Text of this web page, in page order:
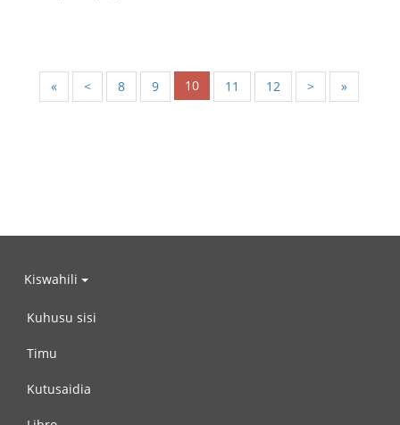
« < 8 9 10 11 12 > »
Kiswahili
Kuhusu sisi
Timu
Kutusaidia